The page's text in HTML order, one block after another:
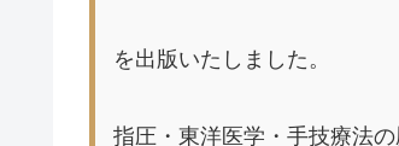
を出版いたしました。
指圧・東洋医学・手技療法の